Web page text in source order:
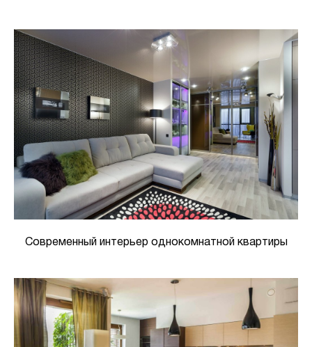
Современный интерьер однокомнатной квартиры